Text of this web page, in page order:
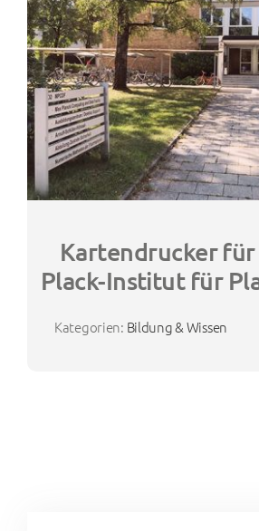
Kartendrucker für
Plack-Institut für
Kategorien: Bildung & Wissen